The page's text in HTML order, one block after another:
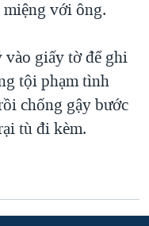
miệng với ông.
vào giấy tờ để ghi
tội phạm tình
chống gậy bước
tù đi kèm.